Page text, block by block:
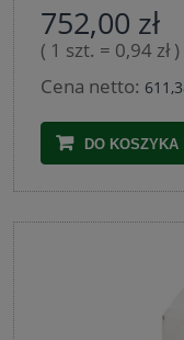
752,00 zł
( 1 szt. = 0,94 zł )
Cena netto:
DO KOSZYKA